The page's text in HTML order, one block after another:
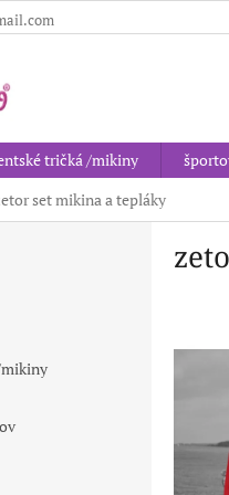
tričká /mikiny
set mikina a tepláky